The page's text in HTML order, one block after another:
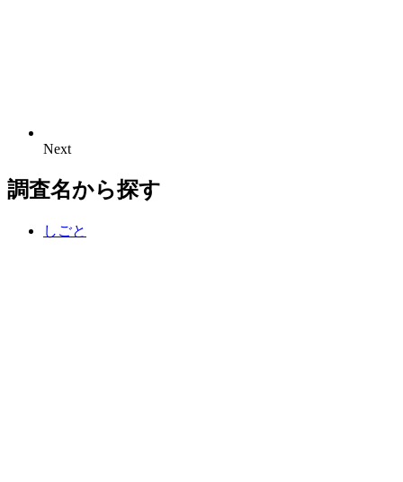
Next
Next
調査名から探す
しごと